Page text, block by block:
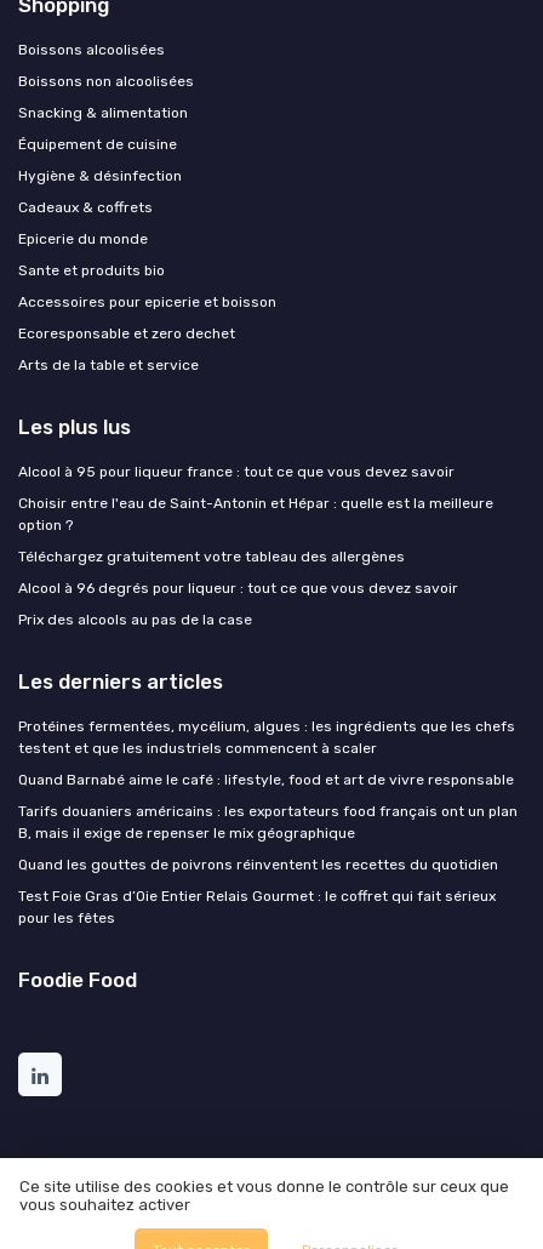
Shopping
Boissons alcoolisées
Boissons non alcoolisées
Snacking & alimentation
Équipement de cuisine
Hygiène & désinfection
Cadeaux & coffrets
Epicerie du monde
Sante et produits bio
Accessoires pour epicerie et boisson
Ecoresponsable et zero dechet
Arts de la table et service
Les plus lus
Alcool à 95 pour liqueur france : tout ce que vous devez savoir
Choisir entre l'eau de Saint-Antonin et Hépar : quelle est la meilleure
option ?
Téléchargez gratuitement votre tableau des allergènes
Alcool à 96 degrés pour liqueur : tout ce que vous devez savoir
Prix des alcools au pas de la case
Les derniers articles
Protéines fermentées, mycélium, algues : les ingrédients que les chefs
testent et que les industriels commencent à scaler
Quand Barnabé aime le café : lifestyle, food et art de vivre responsable
Tarifs douaniers américains : les exportateurs food français ont un plan
B, mais il exige de repenser le mix géographique
Quand les gouttes de poivrons réinventent les recettes du quotidien
Test Foie Gras d’Oie Entier Relais Gourmet : le coffret qui fait sérieux
pour les fêtes
Foodie Food
Mentions légales
© Foodie Food 2026
Ce site utilise des cookies et vous donne le contrôle sur ceux que
vous souhaitez activer